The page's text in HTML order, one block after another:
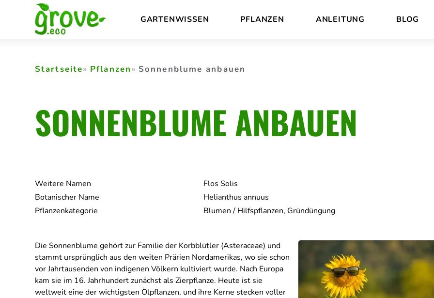
GARTENWISSEN PFLANZEN ANLEITUNG BLOG
Startseite Pflanzen Sonnenblume anbauen
SONNENBLUME ANBAUEN
Weitere Namen
Flos Solis
Botanischer Name
Helianthus annuus
Pflanzenkategorie
Blumen / Hilfspflanzen, Gründüngung
Die Sonnenblume gehört zur Familie der Korbblütler (Asteraceae) und
stammt ursprünglich aus den weiten Prärien Nordamerikas, wo sie schon
vor Jahrtausenden von indigenen Völkern kultiviert wurde. Nach Europa
kam sie im 16. Jahrhundert zunächst als Zierpflanze. Heute ist sie
weltweit eine der wichtigsten Ölpflanzen, und ihre Kerne stecken voller